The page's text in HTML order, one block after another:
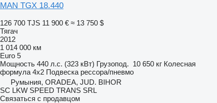
MAN TGX 18.440
126 700 TJS 11 900 € ≈ 13 750 $
Тягач
2012
1 014 000 км
Euro 5
Мощность 440 л.с. (323 кВт) Грузопод. 10 650 кг Колесная
формула 4x2 Подвеска рессора/пневмо
Румыния, ORADEA, JUD. BIHOR
SC LKW SPEED TRANS SRL
Связаться с продавцом